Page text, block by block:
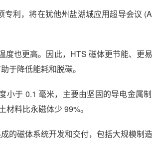
利，将在犹他州盐湖城应用超导会议
度也更高。因此，HTS 磁体更节能、更
于降低能耗和脱碳。
于 0.1 毫米，主要由坚固的导电金属制
材料比永磁体少 99%。
的磁体系统开发和交付，包括大规模制造